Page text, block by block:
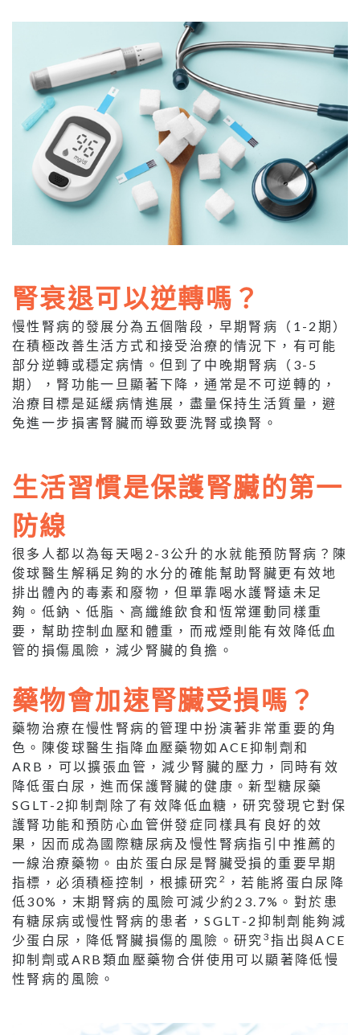
腎衰退可以逆轉嗎？
慢性腎病的發展分為五個階段，早期腎病（1-2期）
在積極改善生活方式和接受治療的情況下，有可能
部分逆轉或穩定病情。但到了中晚期腎病（3-5
期），腎功能一旦顯著下降，通常是不可逆轉的，
治療目標是延緩病情進展，盡量保持生活質量，避
免進一步損害腎臟而導致要洗腎或換腎。
生活習慣是保護腎臟的第一
防線
很多人都以為每天喝2-3公升的水就能預防腎病？陳
俊球醫生解稱足夠的水分的確能幫助腎臟更有效地
排出體內的毒素和廢物，但單靠喝水護腎遠未足
夠。低鈉、低脂、高纖維飲食和恆常運動同樣重
要，幫助控制血壓和體重，而戒煙則能有效降低血
管的損傷風險，減少腎臟的負擔。
藥物會加速腎臟受損嗎？
藥物治療在慢性腎病的管理中扮演著非常重要的角
色。陳俊球醫生指降血壓藥物如ACE抑制劑和
ARB，可以擴張血管，減少腎臟的壓力，同時有效
降低蛋白尿，進而保護腎臟的健康。新型糖尿藥
SGLT-2抑制劑除了有效降低血糖，研究發現它對保
護腎功能和預防心血管併發症同樣具有良好的效
果，因而成為國際糖尿病及慢性腎病指引中推薦的
一線治療藥物。由於蛋白尿是腎臟受損的重要早期
指標，必須積極控制，根據研究 2 ，若能將蛋白尿降
低30%，末期腎病的風險可減少約23.7%。對於患
有糖尿病或慢性腎病的患者，SGLT-2抑制劑能夠減
少蛋白尿，降低腎臟損傷的風險。研究 3指出與ACE
抑制劑或ARB類血壓藥物合併使用可以顯著降低慢
性腎病的風險。